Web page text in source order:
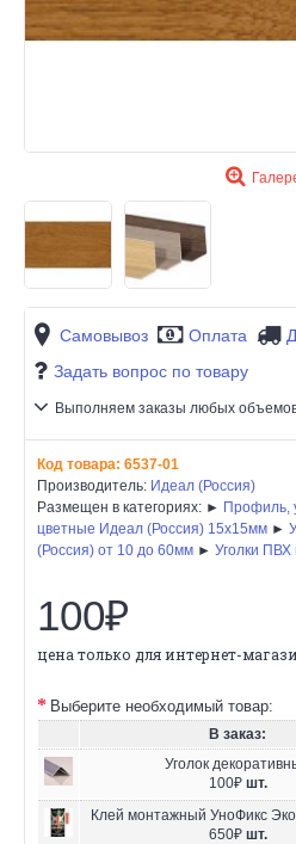
Самовывоз Оплата
Задать вопрос по товару
Выполняем заказы любых
Код товара: 6537-01
Производитель: Идеал (Россия)
Размещен в категориях: ► Профиль,
цветные Идеал (Россия) 15х15мм ►
(Россия) от 10 до 60мм ► Уголки ПВХ
100₽
цена только для интернет-
Выберите необходимый товар:
В заказ:
Уголок
100₽ шт.
Клей монтажный УноФикс
650₽ шт.